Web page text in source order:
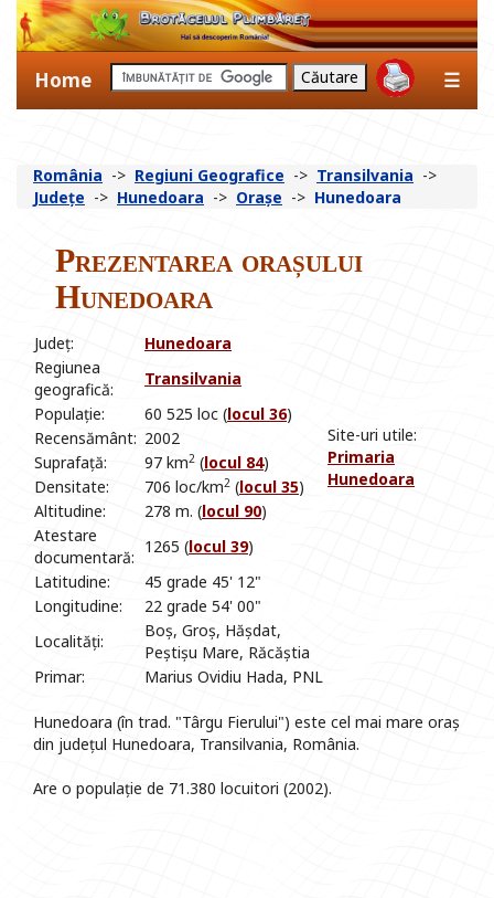
Home ☰
România -> Regiuni Geografice -> Transilvania ->
Județe -> Hunedoara -> Orașe -> Hunedoara
Prezentarea orașului
Hunedoara
Județ: Hunedoara
Site-uri utile:
Primaria
Hunedoara
Regiunea
geografică:
Transilvania
Populație:
60 525 loc (locul 36)
Recensământ: 2002
Suprafață:
97 km2 (locul 84)
Densitate:
706 loc/km2 (locul 35)
Altitudine:
278 m. (locul 90)
Atestare
documentară:
1265 (locul 39)
Latitudine:
45 grade 45' 12"
Longitudine:
22 grade 54' 00"
Localități:
Boș, Groș, Hășdat,
Peștișu Mare, Răcăștia
Primar:
Marius Ovidiu Hada, PNL
Hunedoara (în trad. "Târgu Fierului") este cel mai mare oraș
din județul Hunedoara, Transilvania, România.
Are o populație de 71.380 locuitori (2002).